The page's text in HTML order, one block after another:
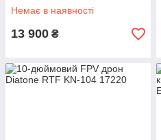
Немає в наявності
13 900 ₴